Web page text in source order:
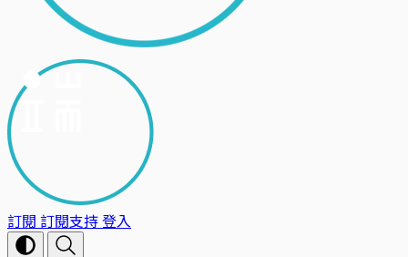
訂閱 訂閱支持登入